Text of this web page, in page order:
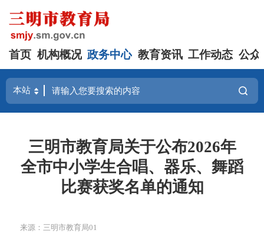
首页 机构概况 政务中心 教育资讯 工作动态 公众
三明市教育局关于公布2026年
全市中小学生合唱、器乐、舞蹈
比赛获奖名单的通知
来源：三明市教育局01